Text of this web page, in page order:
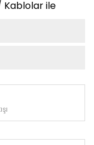
Kablolar ile